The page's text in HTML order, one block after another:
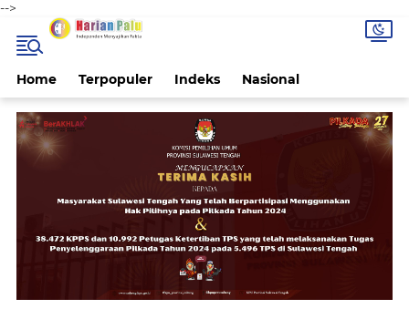
-->
Home Terpopuler Indeks Nasional